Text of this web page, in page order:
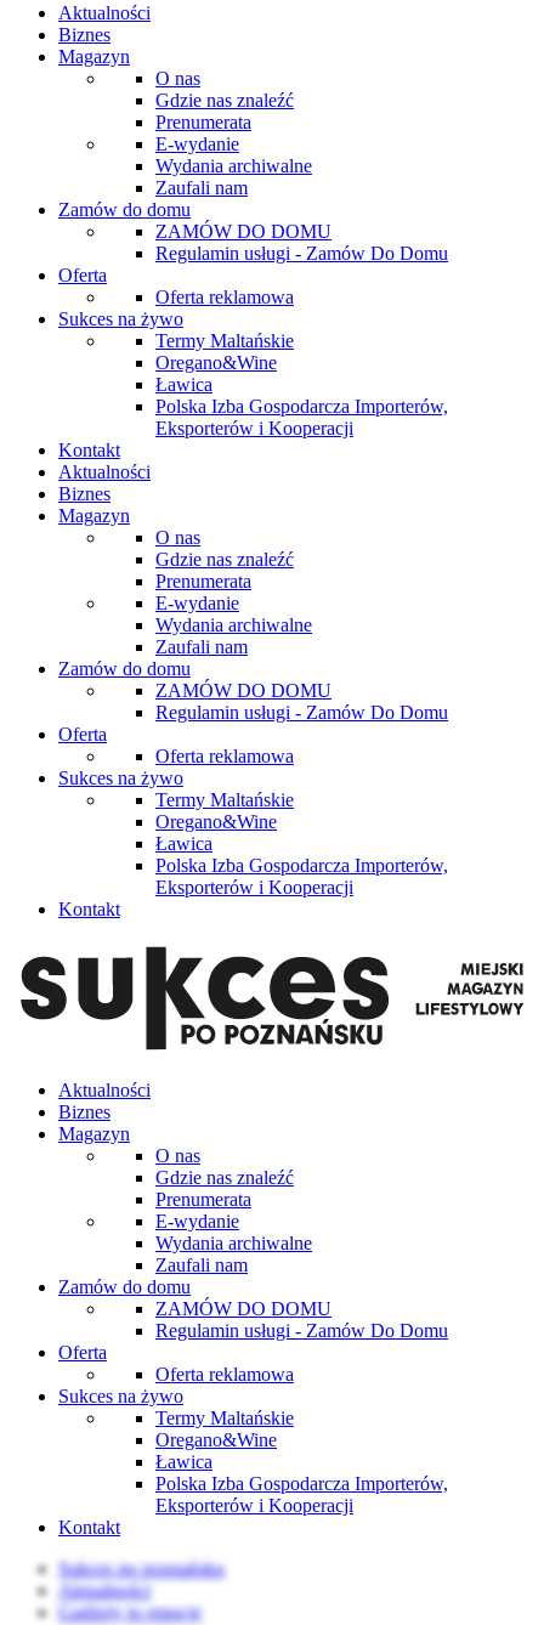
Aktualności
Biznes
Magazyn
O nas
Gdzie nas znaleźć
Prenumerata
E-wydanie
Wydania archiwalne
Zaufali nam
Zamów do domu
ZAMÓW DO DOMU
Regulamin usługi - Zamów Do Domu
Oferta
Oferta reklamowa
Sukces na żywo
Termy Maltańskie
Oregano&Wine
Ławica
Polska Izba Gospodarcza Importerów,
Eksporterów i Kooperacji
Kontakt
Aktualności
Biznes
Magazyn
O nas
Gdzie nas znaleźć
Prenumerata
E-wydanie
Wydania archiwalne
Zaufali nam
Zamów do domu
ZAMÓW DO DOMU
Regulamin usługi - Zamów Do Domu
Oferta
Oferta reklamowa
Sukces na żywo
Termy Maltańskie
Oregano&Wine
Ławica
Polska Izba Gospodarcza Importerów,
Eksporterów i Kooperacji
Kontakt
Aktualności
Biznes
Magazyn
O nas
Gdzie nas znaleźć
Prenumerata
E-wydanie
Wydania archiwalne
Zaufali nam
Zamów do domu
ZAMÓW DO DOMU
Regulamin usługi - Zamów Do Domu
Oferta
Oferta reklamowa
Sukces na żywo
Termy Maltańskie
Oregano&Wine
Ławica
Polska Izba Gospodarcza Importerów,
Eksporterów i Kooperacji
Kontakt
Sukces po poznańsku
Aktualności
Gadżety to emocje